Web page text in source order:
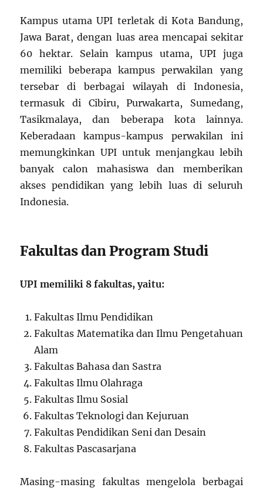
Kampus utama UPI terletak di Kota Bandung,
Jawa Barat, dengan luas area mencapai sekitar
60 hektar. Selain kampus utama, UPI juga
memiliki beberapa kampus perwakilan yang
tersebar di berbagai wilayah di Indonesia,
termasuk di Cibiru, Purwakarta, Sumedang,
Tasikmalaya, dan beberapa kota lainnya.
Keberadaan kampus-kampus perwakilan ini
memungkinkan UPI untuk menjangkau lebih
banyak calon mahasiswa dan memberikan
akses pendidikan yang lebih luas di seluruh
Indonesia.
Fakultas dan Program Studi
UPI memiliki 8 fakultas, yaitu:
Fakultas Ilmu Pendidikan
Fakultas Matematika dan Ilmu Pengetahuan
Alam
Fakultas Bahasa dan Sastra
Fakultas Ilmu Olahraga
Fakultas Ilmu Sosial
Fakultas Teknologi dan Kejuruan
Fakultas Pendidikan Seni dan Desain
Fakultas Pascasarjana
Masing-masing fakultas mengelola berbagai